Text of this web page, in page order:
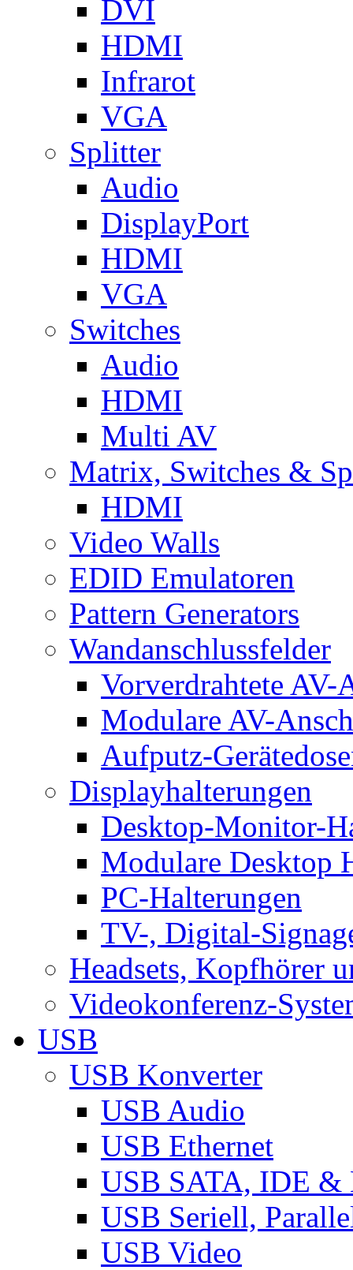
DVI
HDMI
Infrarot
VGA
Splitter
Audio
DisplayPort
HDMI
VGA
Switches
Audio
HDMI
Multi AV
Matrix, Switches &
HDMI
Video Walls
EDID Emulatoren
Pattern Generators
Wandanschlussfelder
Vorverdrahtete AV-
Modulare AV-
Aufputz-
Displayhalterungen
Desktop-Monitor-
Modulare Desktop
PC-Halterungen
TV-, Digital-
Headsets, Kopfhörer
Videokonferenz-
USB
USB Konverter
USB Audio
USB Ethernet
USB SATA, IDE &
USB Seriell,
USB Video